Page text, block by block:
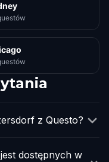
z Questo?
dostępnych w